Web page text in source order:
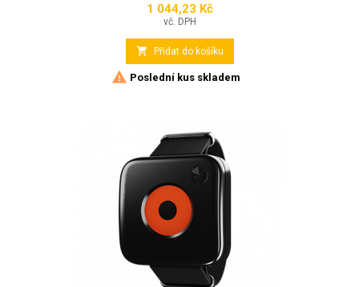
Cena
1 044,23 Kč
vč. DPH
 Přidat do košíku
 Poslední kus skladem